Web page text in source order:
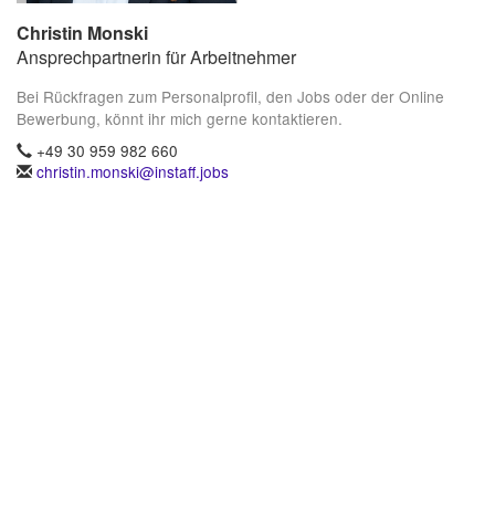
Christin Monski
Ansprechpartnerin für Arbeitnehmer
Bei Rückfragen zum Personalprofil, den Jobs oder der Online
Bewerbung, könnt ihr mich gerne kontaktieren.
+49 30 959 982 660
christin.monski@instaff.jobs